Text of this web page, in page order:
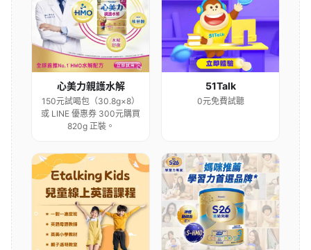
心美力親護水解
150元試喝包（30.8g×8）
或 LINE 優惠券 300元購買
820g 正裝。
51Talk
0元免費試聽